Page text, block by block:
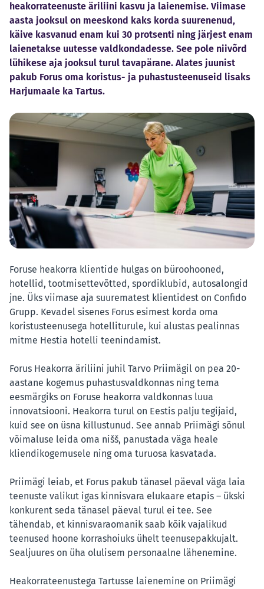
heakorrateenuste äriliini kasvu ja laienemise. Viimase
aasta jooksul on meeskond kaks korda suurenenud,
käive kasvanud enam kui 30 protsenti ning järjest enam
laienetakse uutesse valdkondadesse. See pole niivõrd
lühikese aja jooksul turul tavapärane. Alates juunist
pakub Forus oma koristus- ja puhastusteenuseid lisaks
Harjumaale ka Tartus.
Foruse heakorra klientide hulgas on büroohooned,
hotellid, tootmisettevõtted, spordiklubid, autosalongid
jne. Üks viimase aja suurematest klientidest on Confido
Grupp. Kevadel sisenes Forus esimest korda oma
koristusteenusega hotelliturule, kui alustas pealinnas
mitme Hestia hotelli teenindamist.
Forus Heakorra äriliini juhil Tarvo Priimägil on pea 20-
aastane kogemus puhastusvaldkonnas ning tema
eesmärgiks on Foruse heakorra valdkonnas luua
innovatsiooni. Heakorra turul on Eestis palju tegijaid,
kuid see on üsna killustunud. See annab Priimägi sõnul
võimaluse leida oma nišš, panustada väga heale
kliendikogemusele ning oma turuosa kasvatada.
Priimägi leiab, et Forus pakub tänasel päeval väga laia
teenuste valikut igas kinnisvara elukaare etapis – ükski
konkurent seda tänasel päeval turul ei tee. See
tähendab, et kinnisvaraomanik saab kõik vajalikud
teenused hoone korrashoiuks ühelt teenusepakkujalt.
Sealjuures on üha olulisem personaalne lähenemine.
Heakorrateenustega Tartusse laienemine on Priimägi